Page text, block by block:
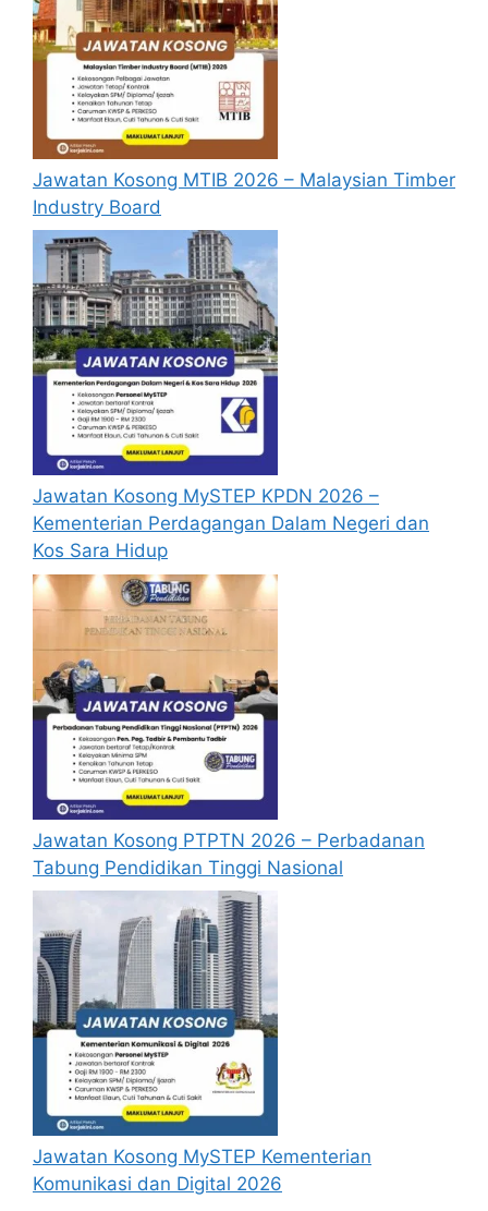
tidak perlu lagi memohon semula
sekiranya tempoh permohonan masih
sah.
Sebelum membuat permohonan sila
pastikan anda login/register
mengisi segala maklumat yang diminta
dengan lengkap dan tepat.
Perlu diingatkan, hanya pemohon yang
layak sahaja akan dipanggil ke
temuduga. Sila lengkapkan dan
kemaskini maklumat anda yang telah
didaftarkan. Permohonan yang tidak
menerima sebarang jawapan selepas
bulandari tarikh iklan ditutup hendaklah
menganggap permohonan mereka tidak
berjaya.
Mohon Online
Jawatan Kosong MTIB 2026 – Malaysian Timber
Industry Board
Jawatan Kosong MySTEP KPDN 2026 –
Kementerian Perdagangan Dalam Negeri dan
Kos Sara Hidup
Jawatan Kosong PTPTN 2026 – Perbadanan
Tabung Pendidikan Tinggi Nasional
Jawatan Kosong MySTEP Kementerian
Komunikasi dan Digital 2026